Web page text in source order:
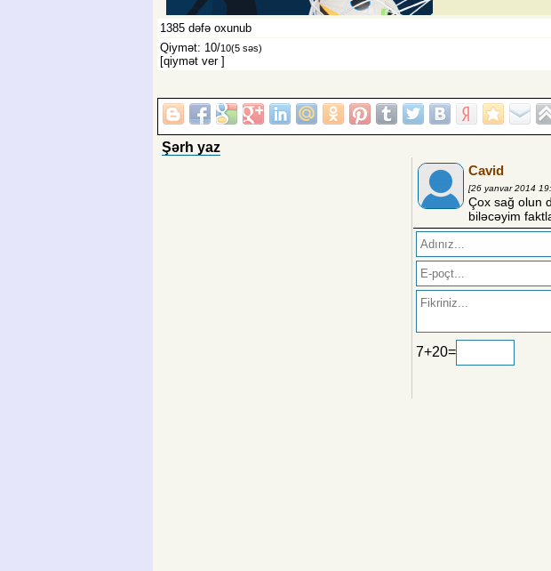
1385 dəfə oxunub
Qiymət: 10/10(5 səs)
[qiymət ver ]
Şərh yaz
Cavid
[26 yanvar 2014
Çox sağ olun
biləcəyim
7+20=